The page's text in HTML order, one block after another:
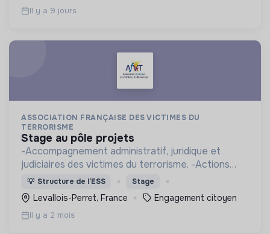
Il y a 9 jours
ASSOCIATION FRANÇAISE DES VICTIMES DU
TERRORISME
stage au pôle projets
-Accompagnement administratif, juridique et
judiciaires des victimes du terrorisme. -Actions
citoyennes contre la radicalisation et la promotion
des valeurs de la République. - Actions
mémorielles.
💡 Structure de l’ESS Stage
Levallois-Perret, France Engagement citoyen
Il y a 2 mois